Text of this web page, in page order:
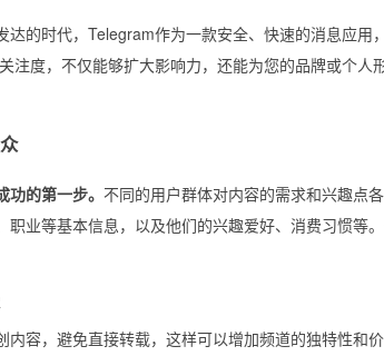
达的时代，Telegram作为一款安全、快速的消息应
注度，不仅能够扩大影响力，还能为您的品牌或个
的第一步。 不同的用户群体对内容的需求和兴趣点
职业等基本信息，以及他们的兴趣爱好、消费习惯等
内容，避免直接转载，这样可以增加频道的独特性和价